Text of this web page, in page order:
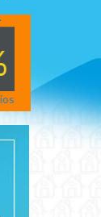
Pregunte
Para
Tasas en
*Haga clic